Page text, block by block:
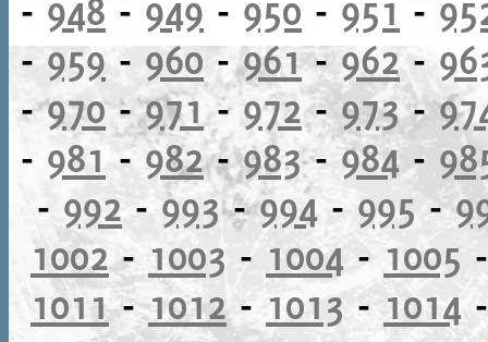
- 948 - 949 - 950 - 951 -
-959-960-961-962-
-970-971-972-973-
- 981 - 982-983-984-
- 992- 993-994 -995-
1002- 1003 - 1004 - 1005
1011-1012-1013-1014